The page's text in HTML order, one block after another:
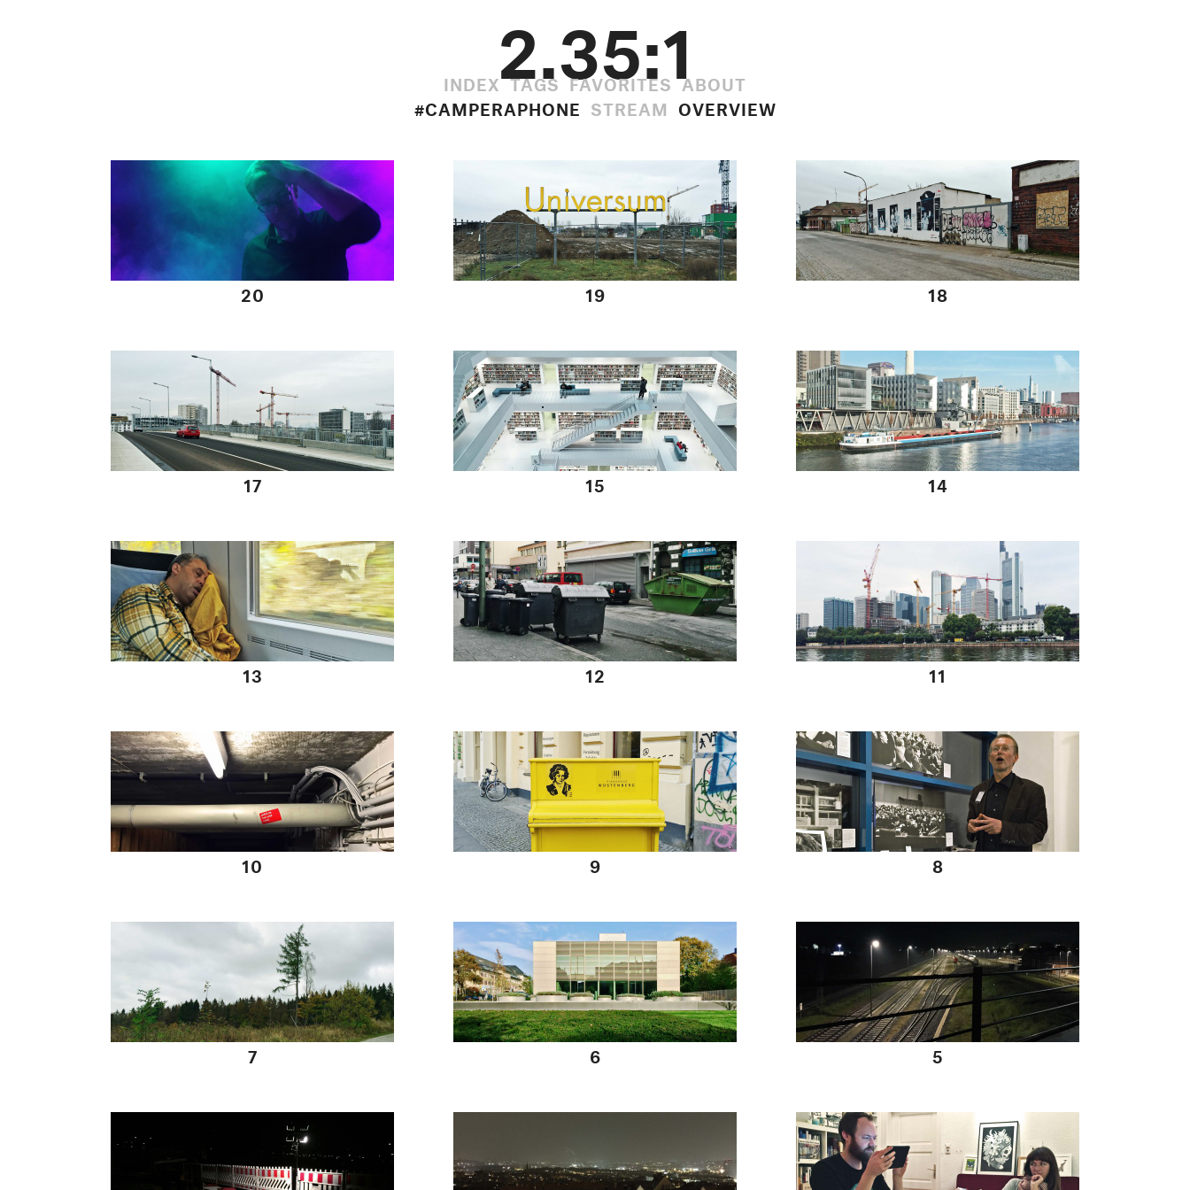
2.35:1
INDEX TAGS FAVORITES ABOUT
#CAMPERAPHONE STREAM OVERVIEW
20
10 12 2014
19
06 12 2014
18
06 12 2014
17
06 12 2014
15
02 12 2014
14
02 12 2014
13
02 12 2014
12
19 11 2014
11
18 11 2014
10
18 11 2014
9
18 11 2014
8
18 11 2014
7
18 11 2014
6
18 11 2014
5
18 11 2014